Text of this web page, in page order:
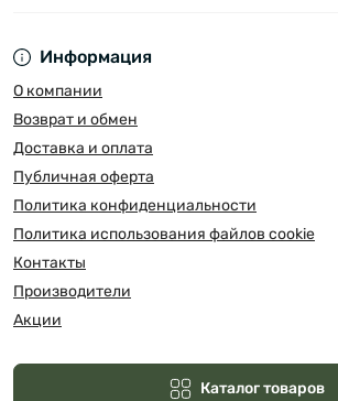
Информация
О компании
Возврат и обмен
Доставка и оплата
Публичная оферта
Политика конфиденциальности
Политика использования файлов cookie
Контакты
Производители
Акции
Каталог товаров